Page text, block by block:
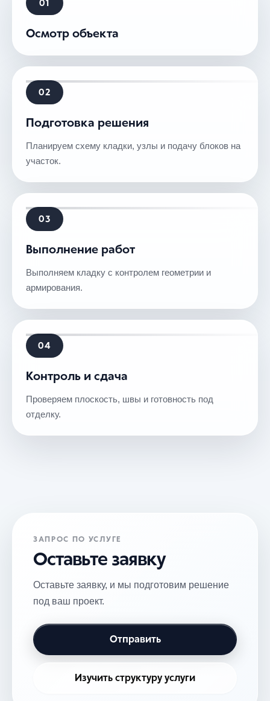
01
Осмотр объекта
02
Подготовка решения
Планируем схему кладки, узлы и подачу блоков на
участок.
03
Выполнение работ
Выполняем кладку с контролем геометрии и
армирования.
04
Контроль и сдача
Проверяем плоскость, швы и готовность под
отделку.
ЗАПРОС ПО УСЛУГЕ
Оставьте заявку
Оставьте заявку, и мы подготовим решение
под ваш проект.
Отправить
Изучить структуру услуги